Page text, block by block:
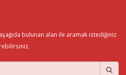
bulunan alan ile aramak istediğiniz